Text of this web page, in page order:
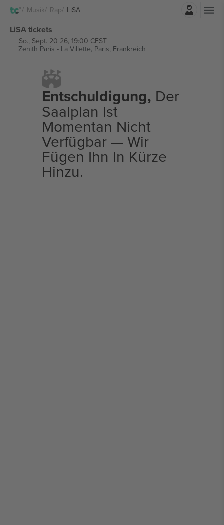
Musik Rap LiSA
LiSA tickets
So., Sept. 20 26, 19:00 CEST
Zenith Paris - La Villette, Paris, Frankreich
Entschuldigung, Der
Saalplan Ist
Momentan Nicht
Verfügbar — Wir
Fügen Ihn In Kürze
Hinzu.